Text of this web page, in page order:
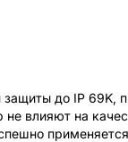
до IP
влияют на